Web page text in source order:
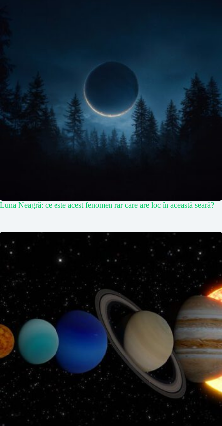
Luna Neagră: ce este acest fenomen rar care are loc în această seară?